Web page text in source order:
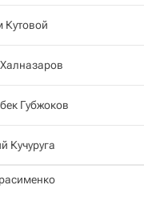
Кутовой
Губжоков
Кучуруга